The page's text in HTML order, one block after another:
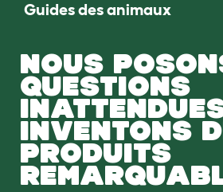
Guides des animaux
NOUS
QUESTIONS
INVENTONS
PRODUITS